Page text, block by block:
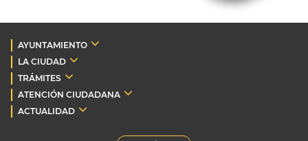
AYUNTAMIENTO
LA CIUDAD
TRÁMITES
ATENCIÓN CIUDADANA
ACTUALIDAD